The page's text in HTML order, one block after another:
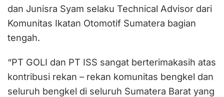
dan Junisra Syam selaku Technical Advisor dari
Komunitas Ikatan Otomotif Sumatera bagian
tengah.
“PT GOLI dan PT ISS sangat berterimakasih atas
kontribusi rekan – rekan komunitas bengkel dan
seluruh bengkel di seluruh Sumatera Barat yang